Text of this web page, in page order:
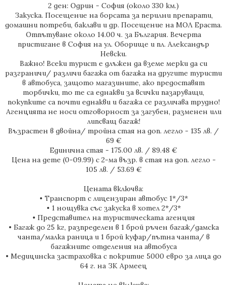
2 ден: Одрин - София (около 330 км.)
Закуска. Посещение на борсата за перилни препарати,
домашни потреби, баклави и др. Посещение на МОЛ Ераста.
Отпътуване около 14.00 ч. за България. Вечерта
пристигане в София на ул. Оборище и пл. Александър
Невски.
Важно! Всеки турист е длъжен да вземе мерки да си
разграничи/ различи багажа от багажа на другите туристи
в автобуса, защото магазините, ако предоставят
торбички, то те са еднакви за всички пазаруващи,
покупките са почти еднакви и багажа се различава трудно!
Агенцията не носи отговорност за загубен, разменен или
липсващ багаж!
Възрастен в двойна/ тройна стая на доп. легло - 135 лв. /
69 €
Единична стая - 175.00 лв. / 89.48 €
Цена на дете (0-09.99) с 2-ма възр. в стая на доп. легло -
105 лв. / 53.69 €
Цената включва:
• Транспорт с лицензиран автобус 1*/3*
• 1 нощувка със закуска в хотел 2*/3*
• Представител на туристическата агенция
• Багаж до 25 кг, разпределен в 1 брой ръчен багаж/дамска
чанта/малка раница и 1 брой куфар/пътна чанта/ в
багажните отделения на автобуса
• Медицинска застраховка с покритие 5000 евро за лица до
64 г. на ЗК Армеец